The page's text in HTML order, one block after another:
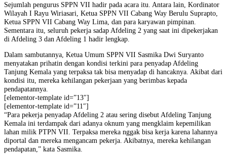
Sejumlah pengurus SPPN VII hadir pada acara itu. Antara lain, Kordinator
Wilayah I Rayu Wiriasari, Ketua SPPN VII Cabang Way Berulu Suprapto,
Ketua SPPN VII Cabang Way Lima, dan para karyawan pimpinan.
Sementara itu, seluruh pekerja sadap Afdeling 2 yang saat ini dipekerjakan
di Afdeling 3 dan Afdeling 1 hadir lengkap.
Dalam sambutannya, Ketua Umum SPPN VII Sasmika Dwi Suryanto
menyatakan prihatin dengan kondisi terkini para penyadap Afdeling
Tanjung Kemala yang terpaksa tak bisa menyadap di hancaknya. Akibat dari
kondisi itu, mereka kehilangan pekerjaan yang berimbas kepada
pendapatannya.
[elementor-template id=”13″]
[elementor-template id=”11″]
“Para pekerja penyadap Afdeling 2 atau sering disebut Afdeling Tanjung
Kemala ini terdampak dari adanya oknum yang mengklaim kepemilikan
lahan milik PTPN VII. Terpaksa mereka nggak bisa kerja karena lahannya
diportal dan mereka mengancam pekerja. Akibatnya, mereka kehilangan
pendapatan,” kata Sasmika.